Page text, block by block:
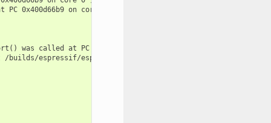
0x400d66b9 on core 0") at /builds/espressif/esp-idf/
was called at PC 0x400d66b9 on core 0") at /builds/
espressif/esp-idf/components/freertos/FreeRTOS-